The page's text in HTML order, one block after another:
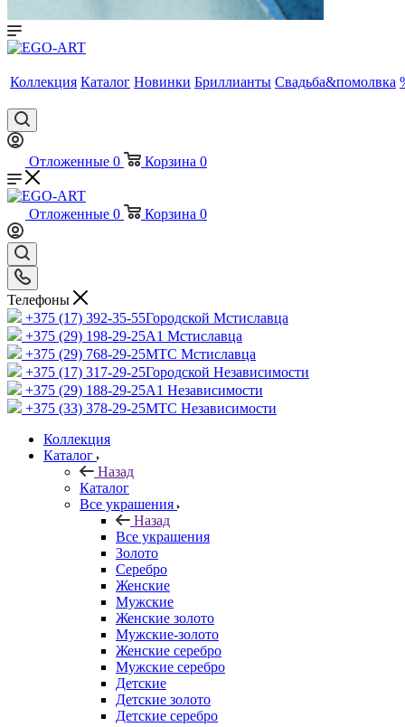
Коллекция Каталог Новинки Бриллианты Свадьба&помолвка
Отложенные 0 Корзина 0
Отложенные 0 Корзина 0
Телефоны
+375 (17) 392-35-55Городской Мстиславца
+375 (29) 198-29-25A1 Мстиславца
+375 (29) 768-29-25МТС Мстиславца
+375 (17) 317-29-25Городской Независимости
+375 (29) 188-29-25A1 Независимости
+375 (33) 378-29-25МТС Независимости
Коллекция
Каталог
Назад
Каталог
Все украшения
Назад
Все украшения
Золото
Серебро
Женские
Мужские
Женские золото
Мужские-золото
Женские серебро
Мужские серебро
Детские
Детские золото
Детские серебро